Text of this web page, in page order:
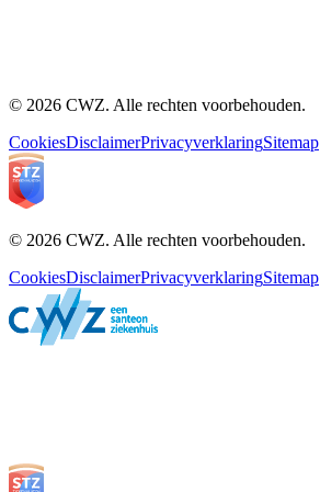
© 2026 CWZ. Alle rechten voorbehouden.
CookiesDisclaimerPrivacyverklaringSitemap
© 2026 CWZ. Alle rechten voorbehouden.
CookiesDisclaimerPrivacyverklaringSitemap